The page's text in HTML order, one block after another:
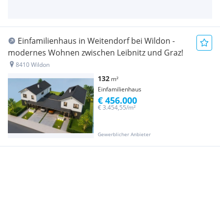
Einfamilienhaus in Weitendorf bei Wildon -
modernes Wohnen zwischen Leibnitz und Graz!
8410 Wildon
132 m²
Einfamilienhaus
Gewerblicher Anbieter
€ 3.454,55/m²
€ 456.000